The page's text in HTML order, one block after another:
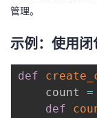
管理。
示例：使用
def
    count
=
def